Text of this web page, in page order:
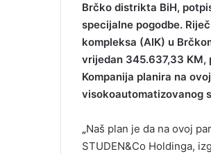
m
a
i
l
Brčko distrikta BiH,
specijalne pogodbe.
kompleksa (AIK) u
vrijedan 345.637,33
Kompanija planira na
visokoautomatizovanog
„Naš plan je da na ovoj
STUDEN&Co Holdinga,